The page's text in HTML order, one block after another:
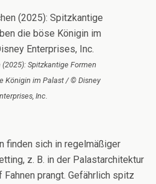
Spitzkantige Formen
Königin im Palast / © Disney
Inc.
finden sich in regelmäßiger
z. B. in der Palastarchitektur
Fahnen prangt. Gefährlich spitz